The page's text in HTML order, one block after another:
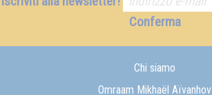
Conferma
Chi siamo
Omraam Mikhaël Aïvanhov